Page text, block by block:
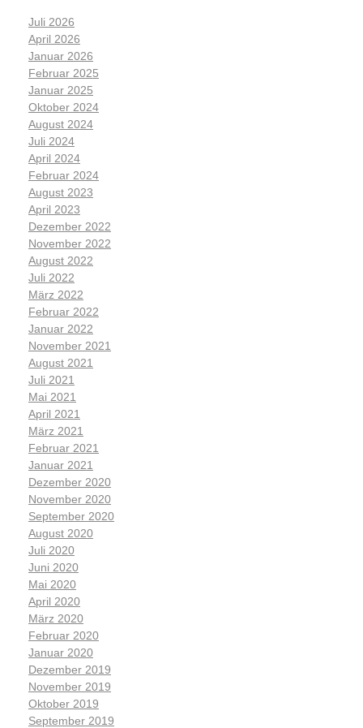
Juli 2026
April 2026
Januar 2026
Februar 2025
Januar 2025
Oktober 2024
August 2024
Juli 2024
April 2024
Februar 2024
August 2023
April 2023
Dezember 2022
November 2022
August 2022
Juli 2022
März 2022
Februar 2022
Januar 2022
November 2021
August 2021
Juli 2021
Mai 2021
April 2021
März 2021
Februar 2021
Januar 2021
Dezember 2020
November 2020
September 2020
August 2020
Juli 2020
Juni 2020
Mai 2020
April 2020
März 2020
Februar 2020
Januar 2020
Dezember 2019
November 2019
Oktober 2019
September 2019